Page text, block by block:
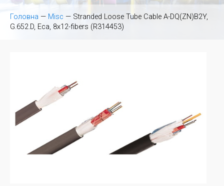
Головна — Misc — Stranded Loose Tube Cable A-DQ(ZN)B2Y,
G.652.D, Eca, 8x12-fibers (R314453)